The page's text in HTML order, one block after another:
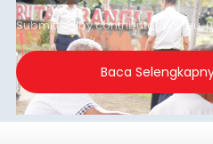
Submitted bycontributor Thu,
Baca